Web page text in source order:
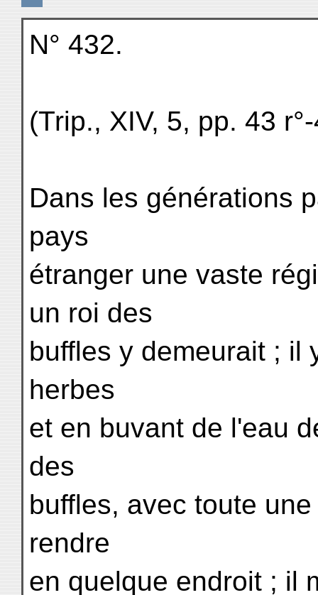
N° 432.
(Trip., XIV, 5, pp. 43
Dans les générations
pays
étranger une vaste
un roi des
buffles y demeurait ; il
herbes
et en buvant de l'eau
des
buffles, avec toute
rendre
en quelque endroit ; il